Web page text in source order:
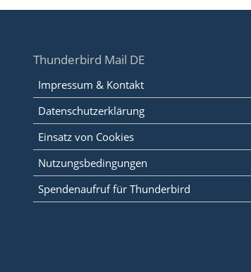
Thunderbird Mail DE
Impressum & Kontakt
Datenschutzerklärung
Einsatz von Cookies
Nutzungsbedingungen
Spendenaufruf für Thunderbird